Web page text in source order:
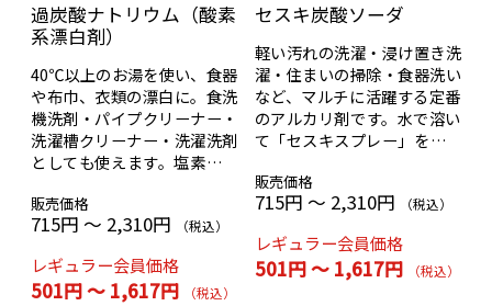
過炭酸ナトリウム（酸素
系漂白剤）
40℃以上のお湯を使い、食器
や布巾、衣類の漂白に。食洗
機洗剤・パイプクリーナー・
洗濯槽クリーナー・洗濯洗剤
としても使えます。塩素系の
ん。
販売価格
715円 ～ 2,310円 （税込）
レギュラー会員価格
501円 ～ 1,617円 （税込）
セスキ炭酸ソーダ
軽い汚れの洗濯・浸け置き洗
濯・住まいの掃除・食器洗い
など、マルチに活躍する定番
のアルカリ剤です。水で溶い
て「セスキスプレー」を作れ
に落とせます。
販売価格
715円 ～ 2,310円 （税込）
レギュラー会員価格
501円 ～ 1,617円 （税込）